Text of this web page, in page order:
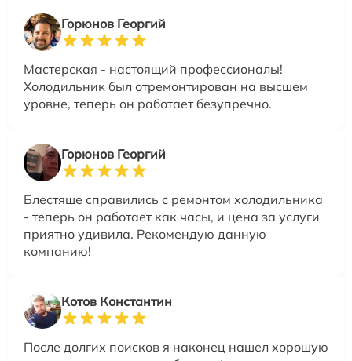
Горюнов Георгий
Мастерская - настоящий профессионалы!
Холодильник был отремонтирован на высшем
уровне, теперь он работает безупречно.
Горюнов Георгий
Блестяще справились с ремонтом холодильника
- теперь он работает как часы, и цена за услуги
приятно удивила. Рекомендую данную
компанию!
Котов Константин
После долгих поисков я наконец нашел хорошую